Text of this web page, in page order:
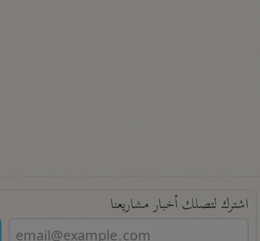
اشترك لتصلك أخبار مشاريعنا